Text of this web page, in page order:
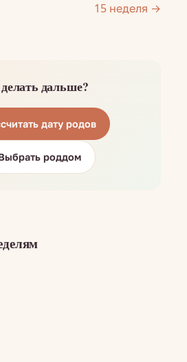
15 неделя →
дальше?
дату родов
роддом